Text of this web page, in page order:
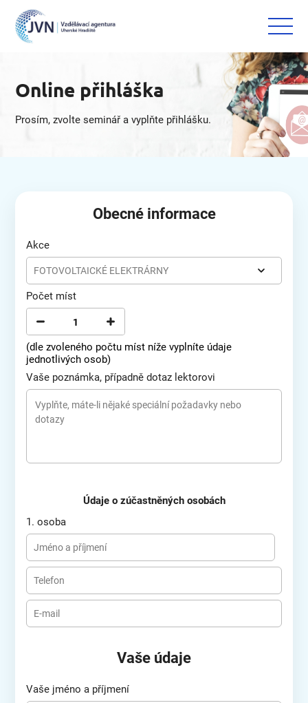
Online přihláška
Prosím, zvolte seminář a vyplňte přihlášku.
Obecné informace
Akce
FOTOVOLTAICKÉ ELEKTRÁRNY
Počet míst
(dle zvoleného počtu míst níže vyplníte údaje
jednotlivých osob)
Vaše poznámka, případně dotaz lektorovi
Údaje o zúčastněných osobách
1. osoba
Vaše údaje
Vaše jméno a příjmení